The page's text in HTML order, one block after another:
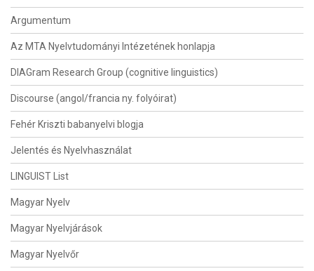
Argumentum
Az MTA Nyelvtudományi Intézetének honlapja
DIAGram Research Group (cognitive linguistics)
Discourse (angol/francia ny. folyóirat)
Fehér Kriszti babanyelvi blogja
Jelentés és Nyelvhasználat
LINGUIST List
Magyar Nyelv
Magyar Nyelvjárások
Magyar Nyelvőr